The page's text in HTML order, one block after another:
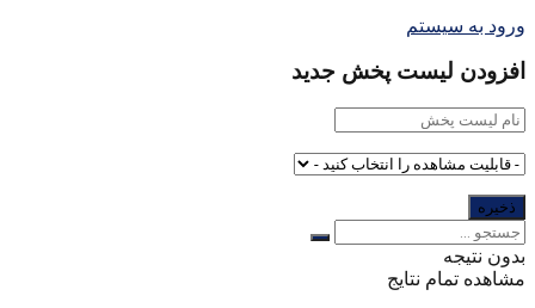
ورود به سیستم
افزودن لیست پخش جدید
بدون نتیجه
مشاهده تمام نتایج